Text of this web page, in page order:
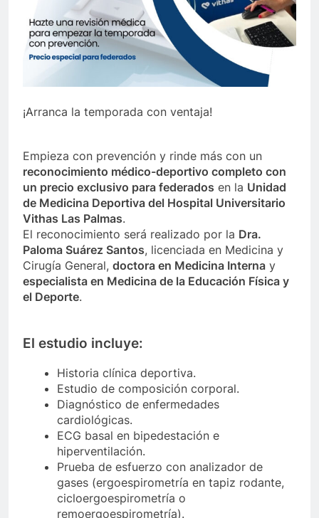
¡Arranca la temporada con ventaja!
Empieza con prevención y rinde más con un
reconocimiento médico-deportivo completo con
un precio exclusivo para federados en la Unidad
de Medicina Deportiva del Hospital Universitario
Vithas Las Palmas.
El reconocimiento será realizado por la Dra.
Paloma Suárez Santos, licenciada en Medicina y
Cirugía General, doctora en Medicina Interna y
especialista en Medicina de la Educación Física y
el Deporte.
El estudio incluye:
Historia clínica deportiva.
Estudio de composición corporal.
Diagnóstico de enfermedades
cardiológicas.
ECG basal en bipedestación e
hiperventilación.
Prueba de esfuerzo con analizador de
gases (ergoespirometría en tapiz rodante,
cicloergoespirometría o
remoergoespirometría).